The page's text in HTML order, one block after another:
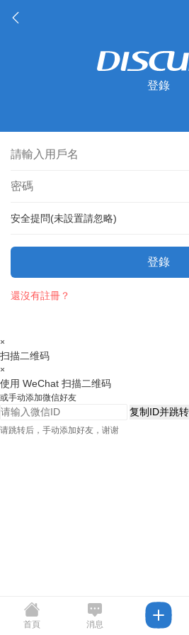
登錄
安全提問(未設置請忽略)
登錄
還沒有註冊？
×
扫描二维码
×
使用 WeChat 扫描二维码
或手动添加微信好友
复制ID并跳
请跳转后，手动添加好友，谢谢
首頁 消息